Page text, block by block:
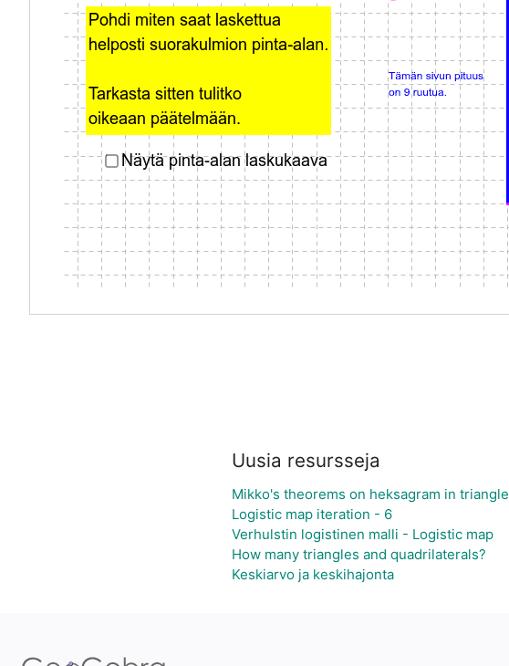
Uusia resursseja
Mikko's theorems on heksagram in triangle
Logistic map iteration - 6
Verhulstin logistinen malli - Logistic map
How many triangles and quadrilaterals?
Keskiarvo ja keskihajonta